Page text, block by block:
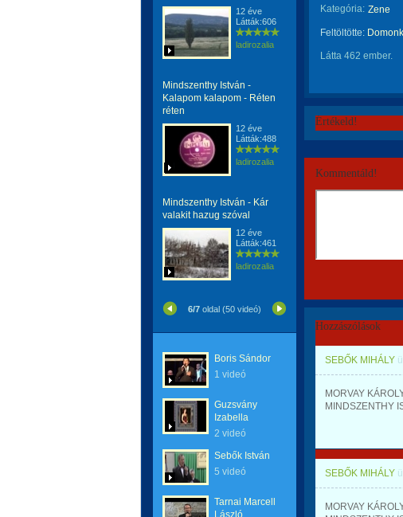
12 éve
Látták:606
ladirozalia
Mindszenthy István -
Kalapom kalapom - Réten
réten
12 éve
Látták:488
ladirozalia
Mindszenthy István - Kár
valakit hazug szóval
12 éve
Látták:461
ladirozalia
6/7 oldal (50 videó)
Boris Sándor
1 videó
Guzsvány
Izabella
2 videó
Sebők István
5 videó
Tarnai Marcell
László
Kategória: Zene
Feltöltötte:
Látta 462 ember.
Értékeld!
Kommentáld!
Hozzászólások
SEBŐK MIHÁLY
MORVAY
MINDSZENTHY
SEBŐK MIHÁLY
MORVAY